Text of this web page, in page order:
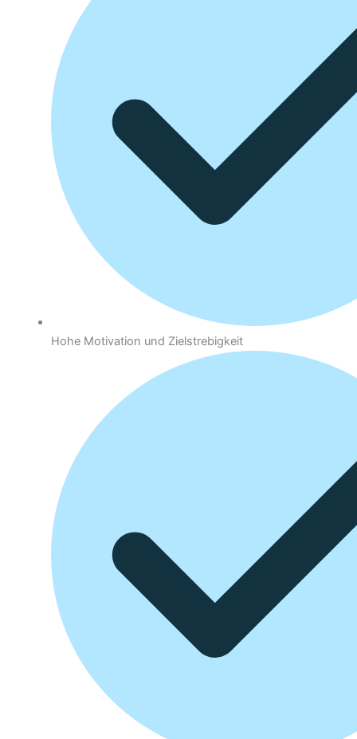
Hohe Motivation und Zielstrebigkeit